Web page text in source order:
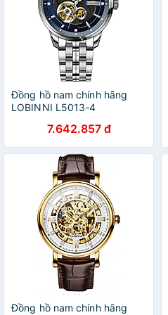
Đồng hồ nam chính hãng
LOBINNI L5013-4
7.642.857 đ
Đồng hồ nam chính hãng